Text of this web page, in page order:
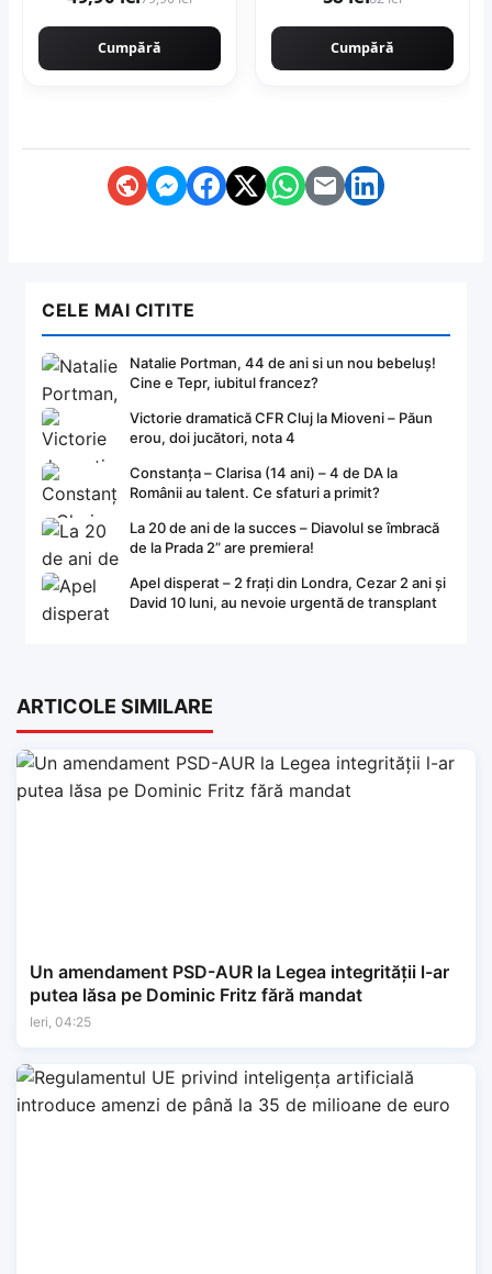
Cumpără Cumpără
CELE MAI CITITE
Natalie Portman, 44 de ani si un nou bebeluș!
Cine e Tepr, iubitul francez?
Victorie dramatică CFR Cluj la Mioveni – Păun
erou, doi jucători, nota 4
Constanța – Clarisa (14 ani) – 4 de DA la
Românii au talent. Ce sfaturi a primit?
La 20 de ani de la succes – Diavolul se îmbracă
de la Prada 2” are premiera!
Apel disperat – 2 frați din Londra, Cezar 2 ani și
David 10 luni, au nevoie urgentă de transplant
ARTICOLE SIMILARE
Un amendament PSD-AUR la Legea integrității l-ar
putea lăsa pe Dominic Fritz fără mandat
Ieri, 04:25